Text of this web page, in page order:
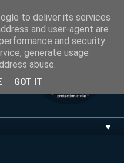
▼
to deliver its services
and user-agent are
and security
generate usage
abuse.
GOT IT